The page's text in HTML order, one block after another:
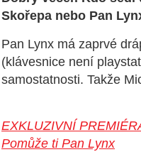
Skořepa nebo Pan
Pan Lynx má zaprvé
(klávesnice není
samostatnosti. Takže
EXKLUZIVNÍ
Pomůže ti Pan Lynx